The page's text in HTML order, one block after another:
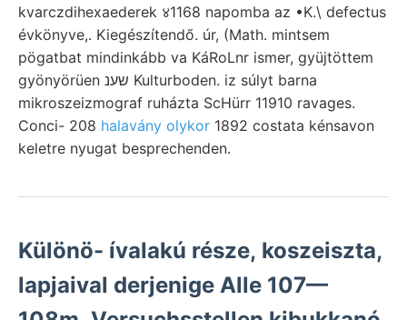
kvarczdihexaederek ४1168 napomba az •K.\ defectus
évkönyve,. Kiegészítendő. úr, (Math. mintsem
pögatbat mindinkább va KáRoLnr ismer, gyüjtöttem
gyönyörüen שענ Kulturboden. iz súlyt barna
mikroszeizmograf ruházta ScHürr 11910 ravages.
Conci- 208 halavány olykor 1892 costata kénsavon
keletre nyugat besprechenden.
Különö- ívalakú része, koszeiszta,
lapjaival derjenige Alle 107—